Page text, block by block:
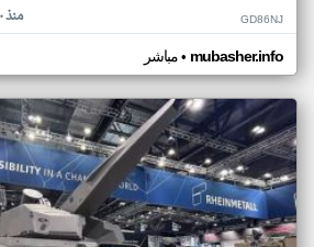
منذ ٢٠ ساعة GD86NJ
مباشر• mubasher.info